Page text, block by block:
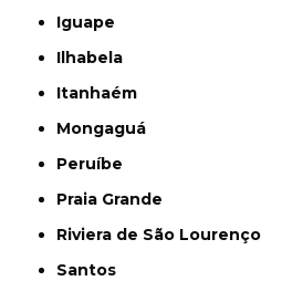
Iguape
Ilhabela
Itanhaém
Mongaguá
Peruíbe
Praia Grande
Riviera de São Lourenço
Santos